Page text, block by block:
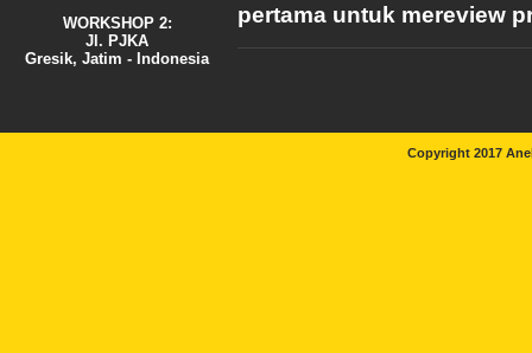
WORKSHOP 2:
Jl. PJKA
Gresik, Jatim - Indonesia
pertama untuk mereview
Copyright 2017